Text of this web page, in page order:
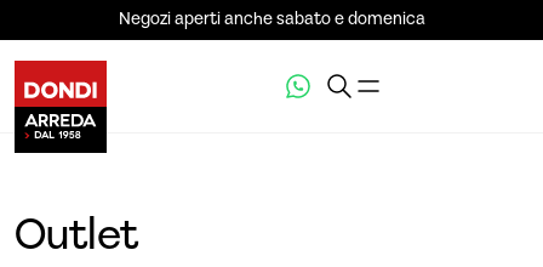
Negozi aperti anche sabato e domenica
Outlet